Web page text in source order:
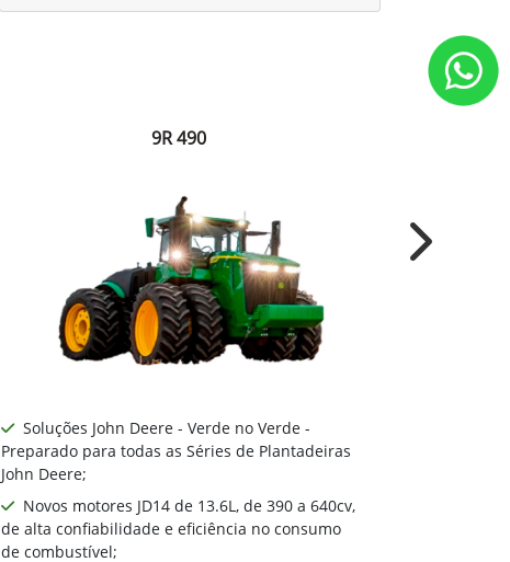
9R 490
Soluções John Deere - Verde no Verde -
Preparado para todas as Séries de Plantadeiras
John Deere;
Novos motores JD14 de 13.6L, de 390 a 640cv,
de alta confiabilidade e eficiência no consumo
de combustível;
Next